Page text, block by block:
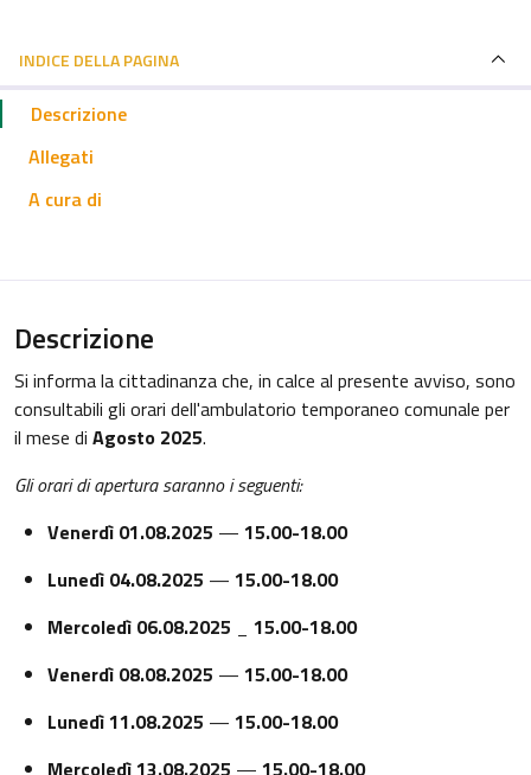
INDICE DELLA PAGINA
Descrizione
Allegati
A cura di
Descrizione
Si informa la cittadinanza che, in calce al presente avviso, sono
consultabili gli orari dell'ambulatorio temporaneo comunale per
il mese di Agosto 2025.
Gli orari di apertura saranno i seguenti:
Venerdì 01.08.2025 — 15.00-18.00
Lunedì 04.08.2025 — 15.00-18.00
Mercoledì 06.08.2025
15.00-18.00
Venerdì 08.08.2025 — 15.00-18.00
Lunedì 11.08.2025 — 15.00-18.00
Mercoledì 13.08.2025 — 15.00-18.00